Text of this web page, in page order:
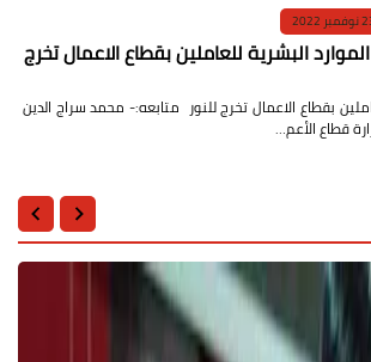
2022
البشرية للعاملين بقطاع الاعمال تخرج
بقطاع الاعمال تخرج للنور متابعه:- محمد سراج الدين
قطاع الأعم…